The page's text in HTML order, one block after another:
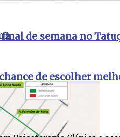
final de semana no
de escolher